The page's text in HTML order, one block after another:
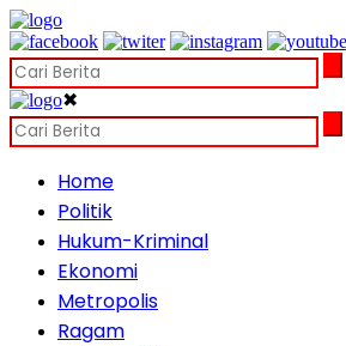
✖
Home
Politik
Hukum-Kriminal
Ekonomi
Metropolis
Ragam